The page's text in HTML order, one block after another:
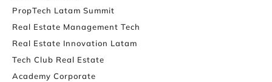
PropTech Latam Summit
Real Estate Management Tech
Real Estate Innovation Latam
Tech Club Real Estate
Academy Corporate